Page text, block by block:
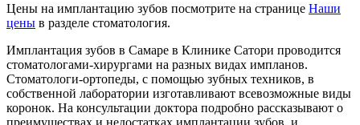
Цены на имплантацию зубов посмотрите на странице Наши
цены в разделе стоматология.
Имплантация зубов в Самаре в Клинике Сатори проводится
стоматологами-хирургами на разных видах импланов.
Стоматологи-ортопеды, с помощью зубных техников, в
собственной лаборатории изготавливают всевозможные виды
коронок. На консультации доктора подробно рассказывают о
преимуществах и недостатках имплантации зубов, и